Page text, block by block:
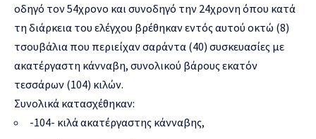
οδηγό τον 54χρονο και συνοδηγό την 24χρονη όπου κατά
τη διάρκεια του ελέγχου βρέθηκαν εντός αυτού οκτώ (8)
τσουβάλια που περιείχαν σαράντα (40) συσκευασίες με
ακατέργαστη κάνναβη, συνολικού βάρους εκατόν
τεσσάρων (104) κιλών.
Συνολικά κατασχέθηκαν:
-104- κιλά ακατέργαστης κάνναβης,